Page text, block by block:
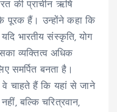
की प्राचीन ऋषि
पूरक हैं। उन्होंने कहा कि
यदि भारतीय संस्कृति, योग
व्यक्तित्व अधिक
समर्पित बनता है।
वे चाहते हैं कि यहां से जाने
नहीं, बल्कि चरित्रवान,